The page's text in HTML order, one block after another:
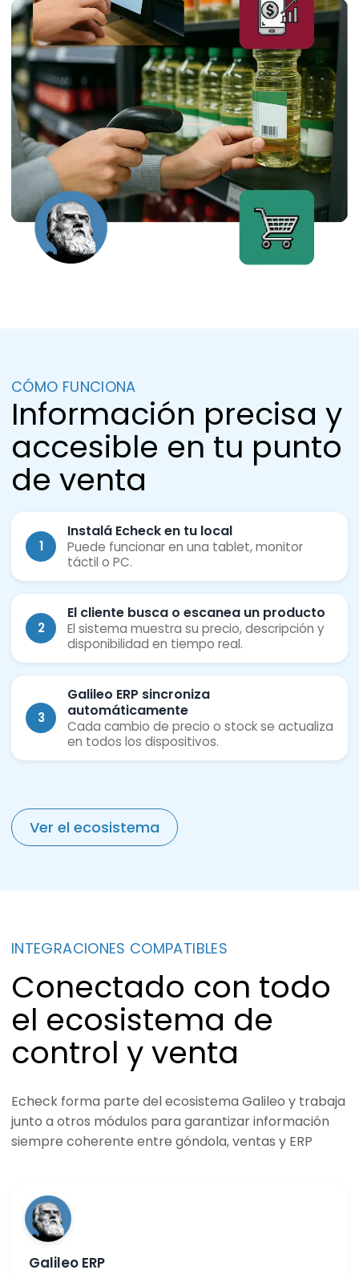
CÓMO FUNCIONA
Información precisa y
accesible en tu punto
de venta
1
Instalá Echeck en tu local
Puede funcionar en una tablet, monitor
táctil o PC.
2
El cliente busca o escanea un producto
El sistema muestra su precio, descripción y
disponibilidad en tiempo real.
3
Galileo ERP sincroniza
automáticamente
Cada cambio de precio o stock se actualiza
en todos los dispositivos.
Ver el ecosistema
INTEGRACIONES COMPATIBLES
Conectado con todo
el ecosistema de
control y venta
Echeck forma parte del ecosistema Galileo y trabaja
junto a otros módulos para garantizar información
siempre coherente entre góndola, ventas y ERP
Galileo ERP